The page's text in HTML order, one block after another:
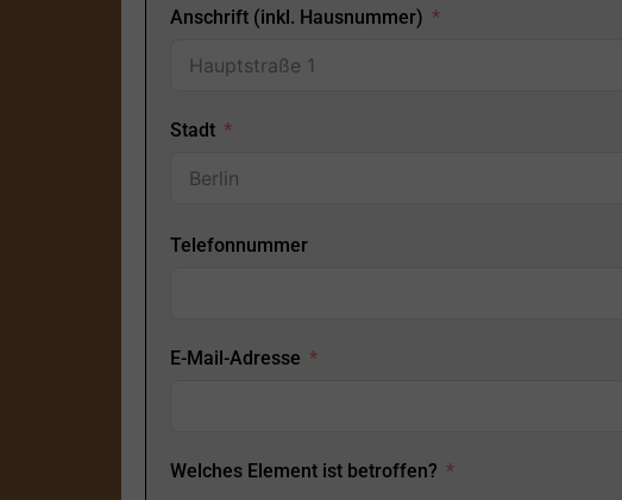
Anschrift (inkl. Hausnummer)
Stadt
Telefonnummer
E-Mail-Adresse
Welches Element ist betroffen?